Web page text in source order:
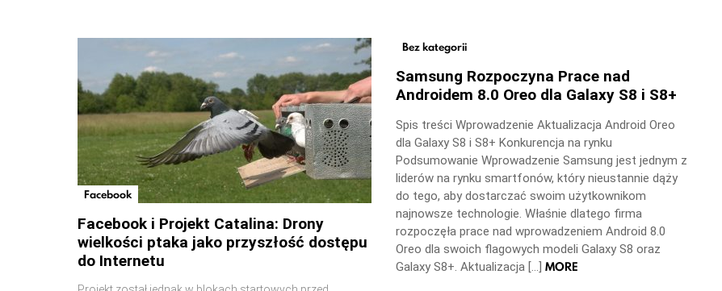
Facebook
Facebook i Projekt Catalina: Drony
wielkości ptaka jako przyszłość dostępu
do Internetu
Bez kategorii
Samsung Rozpoczyna Prace nad
Androidem 8.0 Oreo dla Galaxy S8 i S8+
Spis treści Wprowadzenie Aktualizacja Android Oreo
dla Galaxy S8 i S8+ Konkurencja na rynku
Podsumowanie Wprowadzenie Samsung jest jednym z
liderów na rynku smartfonów, który nieustannie dąży
do tego, aby dostarczać swoim użytkownikom
najnowsze technologie. Właśnie dlatego firma
rozpoczęła prace nad wprowadzeniem Android 8.0
Oreo dla swoich flagowych modeli Galaxy S8 oraz
Galaxy S8+. Aktualizacja […] MORE